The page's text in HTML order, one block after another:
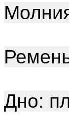
Дно: